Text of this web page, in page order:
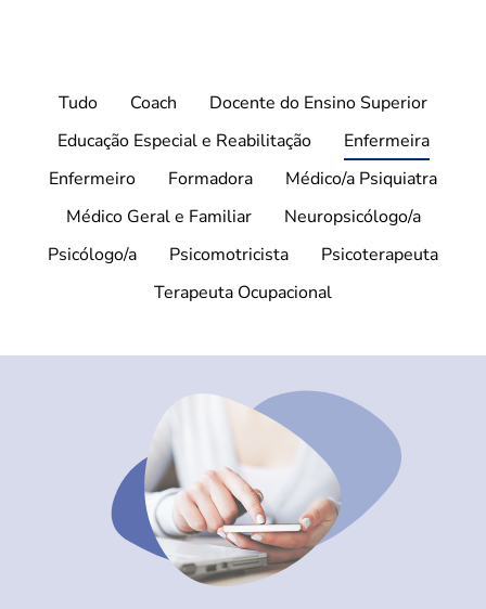
Tudo Coach
Docente do Ensino Superior
Educação Especial e Reabilitação
Enfermeira
Enfermeiro
Formadora
Médico/a Psiquiatra
Médico Geral e Familiar
Neuropsicólogo/a
Psicólogo/a
Psicomotricista
Psicoterapeuta
Terapeuta Ocupacional